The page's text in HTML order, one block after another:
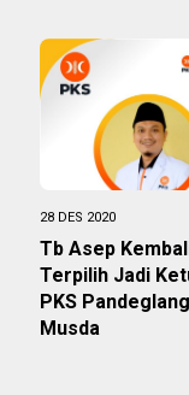
28 DES 2020
Tb Asep
Terpilih Jadi
PKS
Musda